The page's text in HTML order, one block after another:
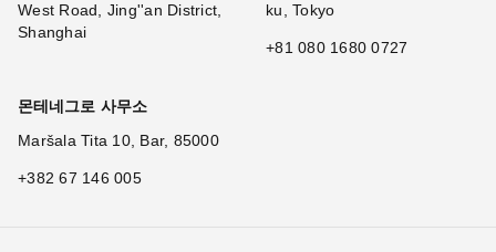
West Road, Jing''an District,
Shanghai
ku, Tokyo
+81 080 1680 0727
몬테네그로 사무소
Maršala Tita 10, Bar, 85000
+382 67 146 005